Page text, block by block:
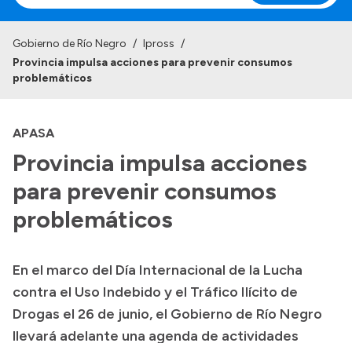
Institucional
Autoridades
Delegaciones
Consultorios Propios
Presentación CV
Transparencia
Inversión en Salud
Licitaciones
Gobierno de Río Negro / Ipross /
Provincia impulsa acciones para prevenir consumos
problemáticos
APASA
Provincia impulsa acciones
para prevenir consumos
problemáticos
En el marco del Día Internacional de la Lucha
contra el Uso Indebido y el Tráfico Ilícito de
Drogas el 26 de junio, el Gobierno de Río Negro
llevará adelante una agenda de actividades